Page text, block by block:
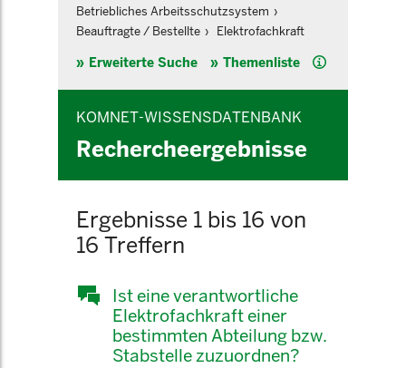
Betriebliches Arbeitsschutzsystem
Beauftragte / Bestellte
Elektrofachkraft
Erweiterte Suche Themenliste Hilfe
KOMNET-WISSENSDATENBANK
Rechercheergebnisse
Ergebnisse 1 bis 16 von
16 Treffern
Ist eine verantwortliche
Elektrofachkraft einer
bestimmten Abteilung bzw.
Stabstelle zuzuordnen?